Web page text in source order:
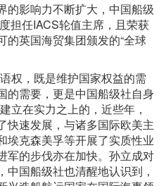
的影响力不断扩大，中国船级
担任IACS轮值主席，且荣获
的英国海贸集团颁发的“全球
权，既是维护国家权益的需
的需要，更是中国船级社自身
立在实力之上的，近些年，
快速发展，与诸多国际欧美主
埃克森美孚等开展了实质性业
军的步伐亦在加快。孙立成对
国船级社也清醒地认识到，